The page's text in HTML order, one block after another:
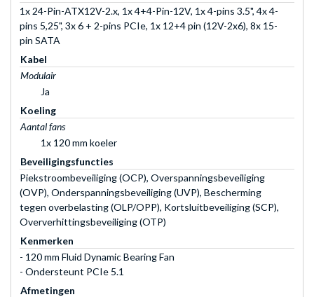
1x 24-Pin-ATX12V-2.x, 1x 4+4-Pin-12V, 1x 4-pins 3.5", 4x 4-
pins 5,25", 3x 6 + 2-pins PCIe, 1x 12+4 pin (12V-2x6), 8x 15-
pin SATA
Kabel
Modulair
Ja
Koeling
Aantal fans
1x 120 mm koeler
Beveiligingsfuncties
Piekstroombeveiliging (OCP), Overspanningsbeveiliging
(OVP), Onderspanningsbeveiliging (UVP), Bescherming
tegen overbelasting (OLP/OPP), Kortsluitbeveiliging (SCP),
Oververhittingsbeveiliging (OTP)
Kenmerken
- 120 mm Fluid Dynamic Bearing Fan
- Ondersteunt PCIe 5.1
Afmetingen